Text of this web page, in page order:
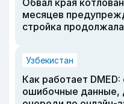
месяцев
стройка
Узбекистан
Как работает
ошибочные данные,